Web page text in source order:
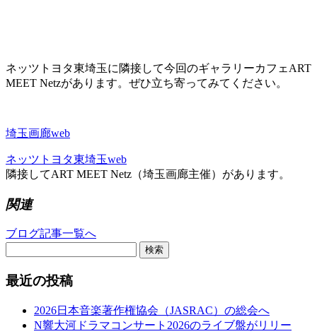
ネッツトヨタ東埼玉に隣接して今回のギャラリーカフェART
MEET Netzがあります。ぜひ立ち寄ってみてください。
埼玉画廊web
ネッツトヨタ東埼玉web
隣接してART MEET Netz（埼玉画廊主催）があります。
関連
ブログ記事一覧へ
検索
最近の投稿
2026日本音楽著作権協会（JASRAC）の総会へ
N響大河ドラマコンサート2026のライブ盤がリリー